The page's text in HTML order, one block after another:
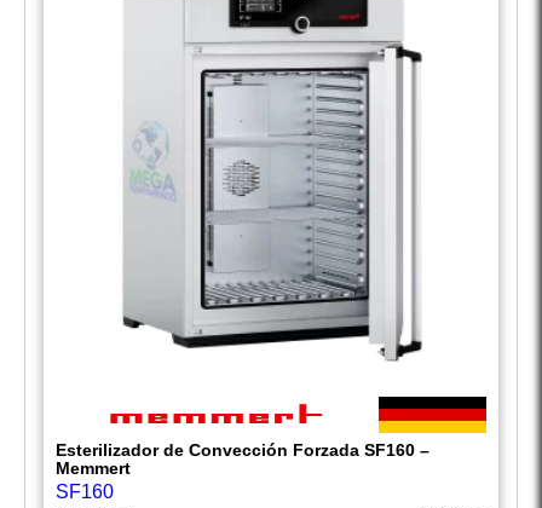
Esterilizador de Convección Forzada SF160 –
Memmert
SF160